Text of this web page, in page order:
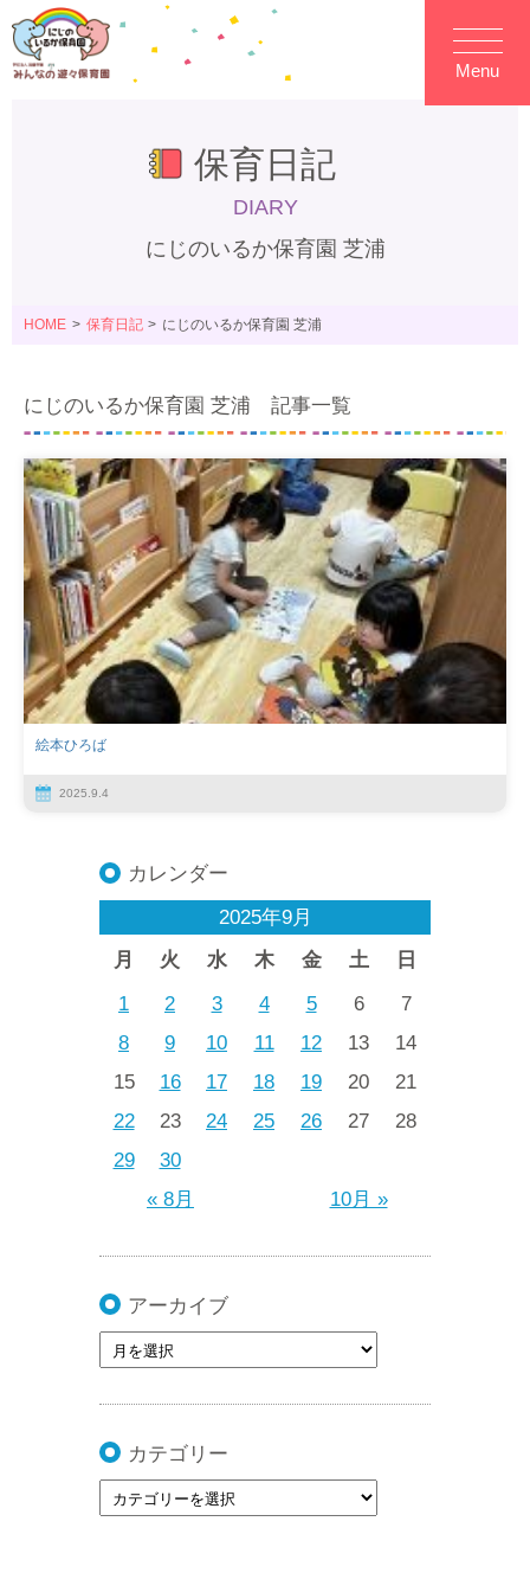
Menu
保育日記
DIARY
にじのいるか保育園 芝浦
HOME 保育日記 にじのいるか保育園 芝浦
にじのいるか保育園 芝浦 記事一覧
絵本ひろば
2025.9.4
カレンダー
2025年9月
月
火 水 木 金 土 日
« 8月 10月 »
1 2 3 4 5 6
7
8
9 10 11 12 13
14
15
16 17 18 19 20
21
22
23 24 25 26 27
28
29
30
アーカイブ
カテゴリー